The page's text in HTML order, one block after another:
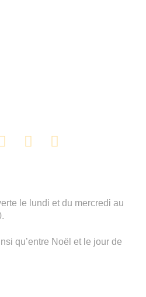
le lundi et du mercredi au
qu’entre Noël et le jour de